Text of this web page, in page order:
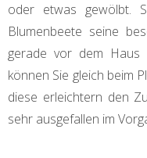
oder etwas gewölbt.
Blumenbeete seine
gerade vor dem Haus
können Sie gleich beim
diese erleichtern den
sehr ausgefallen im